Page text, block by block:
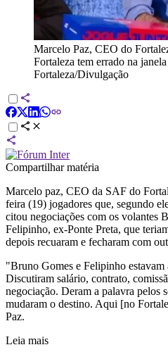
Marcelo Paz, CEO do
Fortaleza tem errado na
Fortaleza/Divulgação
Compartilhar matéria
Marcelo paz, CEO da SAF do
feira (19) jogadores que, segundo
citou negociações com os volantes
Felipinho, ex-Ponte Preta, que
depois recuaram e fecharam com
"Bruno Gomes e Felipinho estavam
Discutiram salário, contrato,
negociação. Deram a palavra pelos
mudaram o destino. Aqui [no
Paz.
Leia mais